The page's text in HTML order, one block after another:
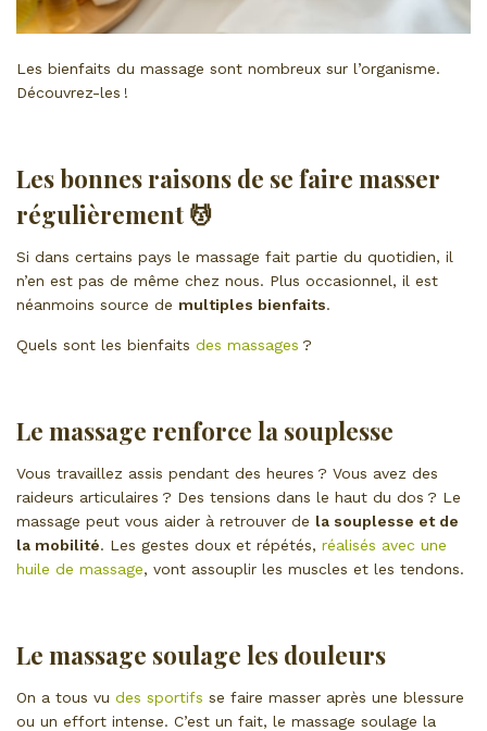
Les bienfaits du massage sont nombreux sur l’organisme.
Découvrez-les !
Les bonnes raisons de se faire masser
régulièrement 💆
Si dans certains pays le massage fait partie du quotidien, il
n’en est pas de même chez nous. Plus occasionnel, il est
néanmoins source de multiples bienfaits.
Quels sont les bienfaits des massages ?
Le massage renforce la souplesse
Vous travaillez assis pendant des heures ? Vous avez des
raideurs articulaires ? Des tensions dans le haut du dos ? Le
massage peut vous aider à retrouver de la souplesse et de
la mobilité. Les gestes doux et répétés, réalisés avec une
huile de massage, vont assouplir les muscles et les tendons.
Le massage soulage les douleurs
On a tous vu des sportifs se faire masser après une blessure
ou un effort intense. C’est un fait, le massage soulage la